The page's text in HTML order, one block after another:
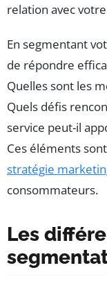
relation avec
En segmentant
de répondre
Quelles sont les
Quels défis
service peut-il
Ces éléments
stratégie
consommateurs.
Les